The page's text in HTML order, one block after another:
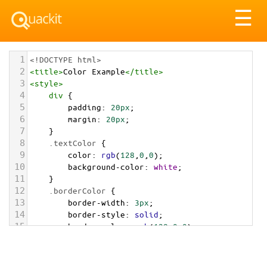
☰
1 <!DOCTYPE html>
2 <title>Color Example</title>
3 <style>
4 div {
5 padding: 20px;
6 margin: 20px;
7 }
8 .textColor {
9 color: rgb(128 0 0);
10 background-color: white;
11 }
12 .borderColor {
13 border-width: 3px;
14 border-style: solid;
15 border-color: rgb(128,0,0);